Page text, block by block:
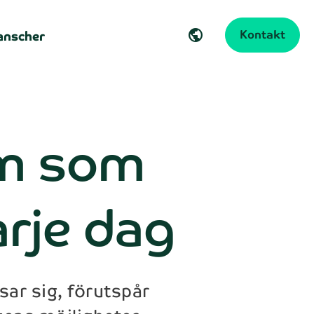
public Kontakt
som
dag
sig, förutspår